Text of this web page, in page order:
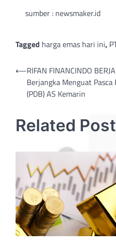
sumber : newsmaker.id
Tagged harga emas hari ini,
Post
navigation
⟵RIFAN FINANCINDO
Berjangka Menguat
(PDB) AS Kemarin
Related